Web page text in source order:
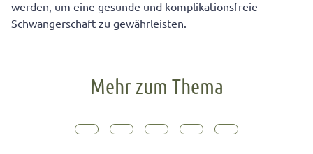
werden, um eine gesunde und komplikationsfreie
Schwangerschaft zu gewährleisten.
Mehr zum Thema